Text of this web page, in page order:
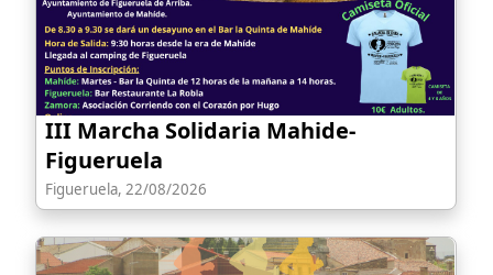
III Marcha Solidaria Mahide-
Figueruela
Figueruela, 22/08/2026